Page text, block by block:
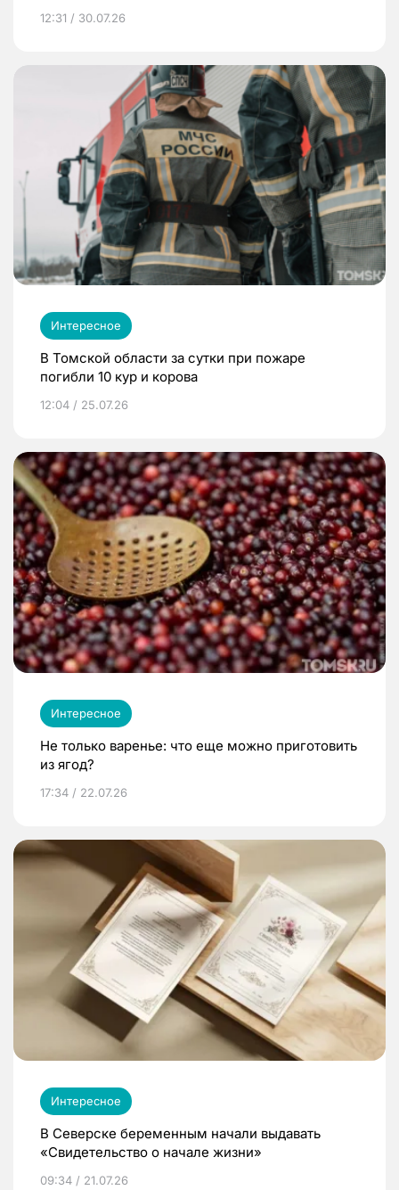
12:31 / 30.07.26
Интересное
В Томской области за сутки при пожаре
погибли 10 кур и корова
12:04 / 25.07.26
Интересное
Не только варенье: что еще можно приготовить
из ягод?
17:34 / 22.07.26
Интересное
В Северске беременным начали выдавать
«Свидетельство о начале жизни»
09:34 / 21.07.26